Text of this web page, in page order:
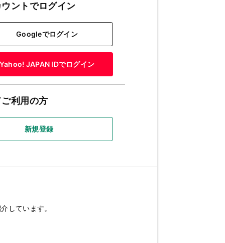
ントでログイン
Googleでログイン
JAPAN IDでログイン
利用の方
新規登録
しています。